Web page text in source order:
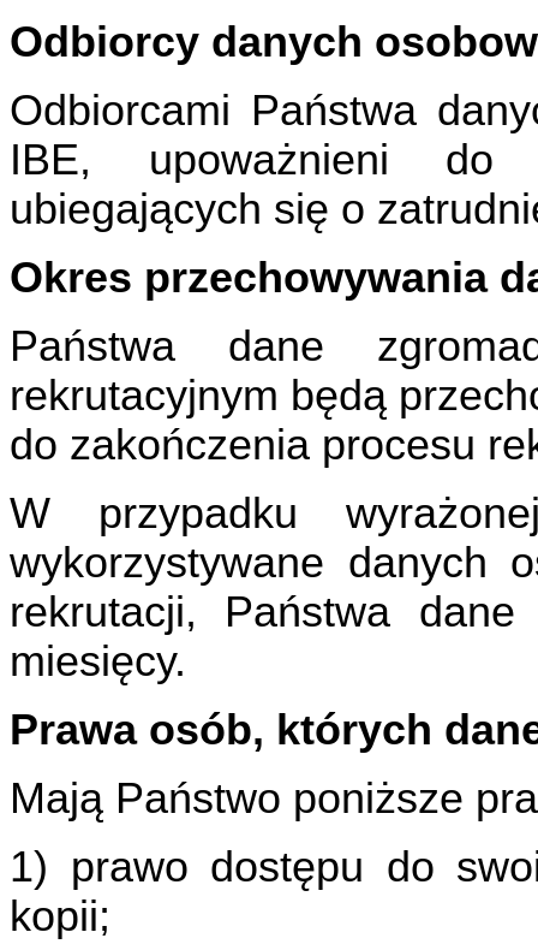
Odbiorcy danych
Odbiorcami Państwa
IBE, upoważnieni do
ubiegających się o
Okres przechowywania
Państwa dane
rekrutacyjnym będą
do zakończenia procesu
W przypadku
wykorzystywane danych
rekrutacji, Państwa
miesięcy.
Prawa osób, których
Mają Państwo poniższe
1) prawo dostępu do
kopii;